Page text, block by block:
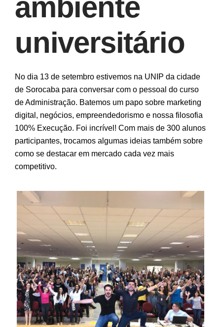
ambiente
universitário
No dia 13 de setembro estivemos na UNIP da cidade
de Sorocaba para conversar com o pessoal do curso
de Administração. Batemos um papo sobre marketing
digital, negócios, empreendedorismo e nossa filosofia
100% Execução. Foi incrível! Com mais de 300 alunos
participantes, trocamos algumas ideias também sobre
como se destacar em mercado cada vez mais
competitivo.